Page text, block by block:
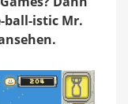
ball-istic Mr.